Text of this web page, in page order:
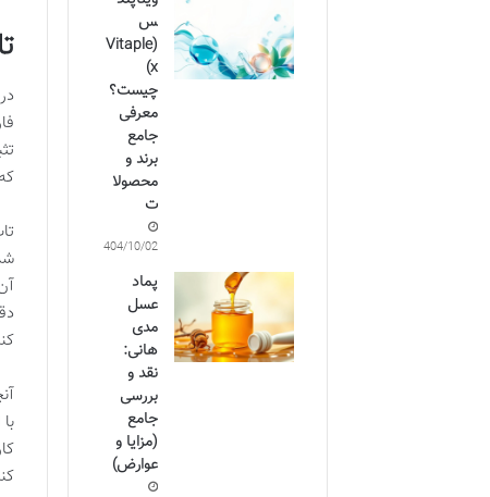
س
(Vitaple
x)
چیست؟
معرفی
جامع
برند و
محصولا
ت
1404/10/02
پماد
عسل
مدی
هانی:
نقد و
بررسی
جامع
(مزایا و
عوارض)